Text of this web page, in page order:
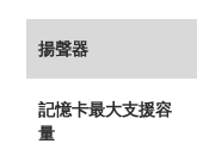
揚聲器
記憶卡最大支援容
量